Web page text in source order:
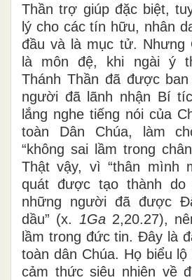
Thần trợ giúp đặc biệt,
lý cho các tín hữu, nhân
đầu và là mục tử. Nhưng
là môn đệ, khi ngài ý
Thánh Thần đã được
người đã lãnh nhận Bí
lắng nghe tiếng nói của
toàn Dân Chúa, làm
“không sai lầm trong
Thật vậy, vì “thân mình
quát được tạo thành
những người đã được
dầu” (x. 1Ga2,20.27),
lầm trong đức tin. Đây là
toàn dân Chúa. Họ biểu
cảm thức siêu nhiên về